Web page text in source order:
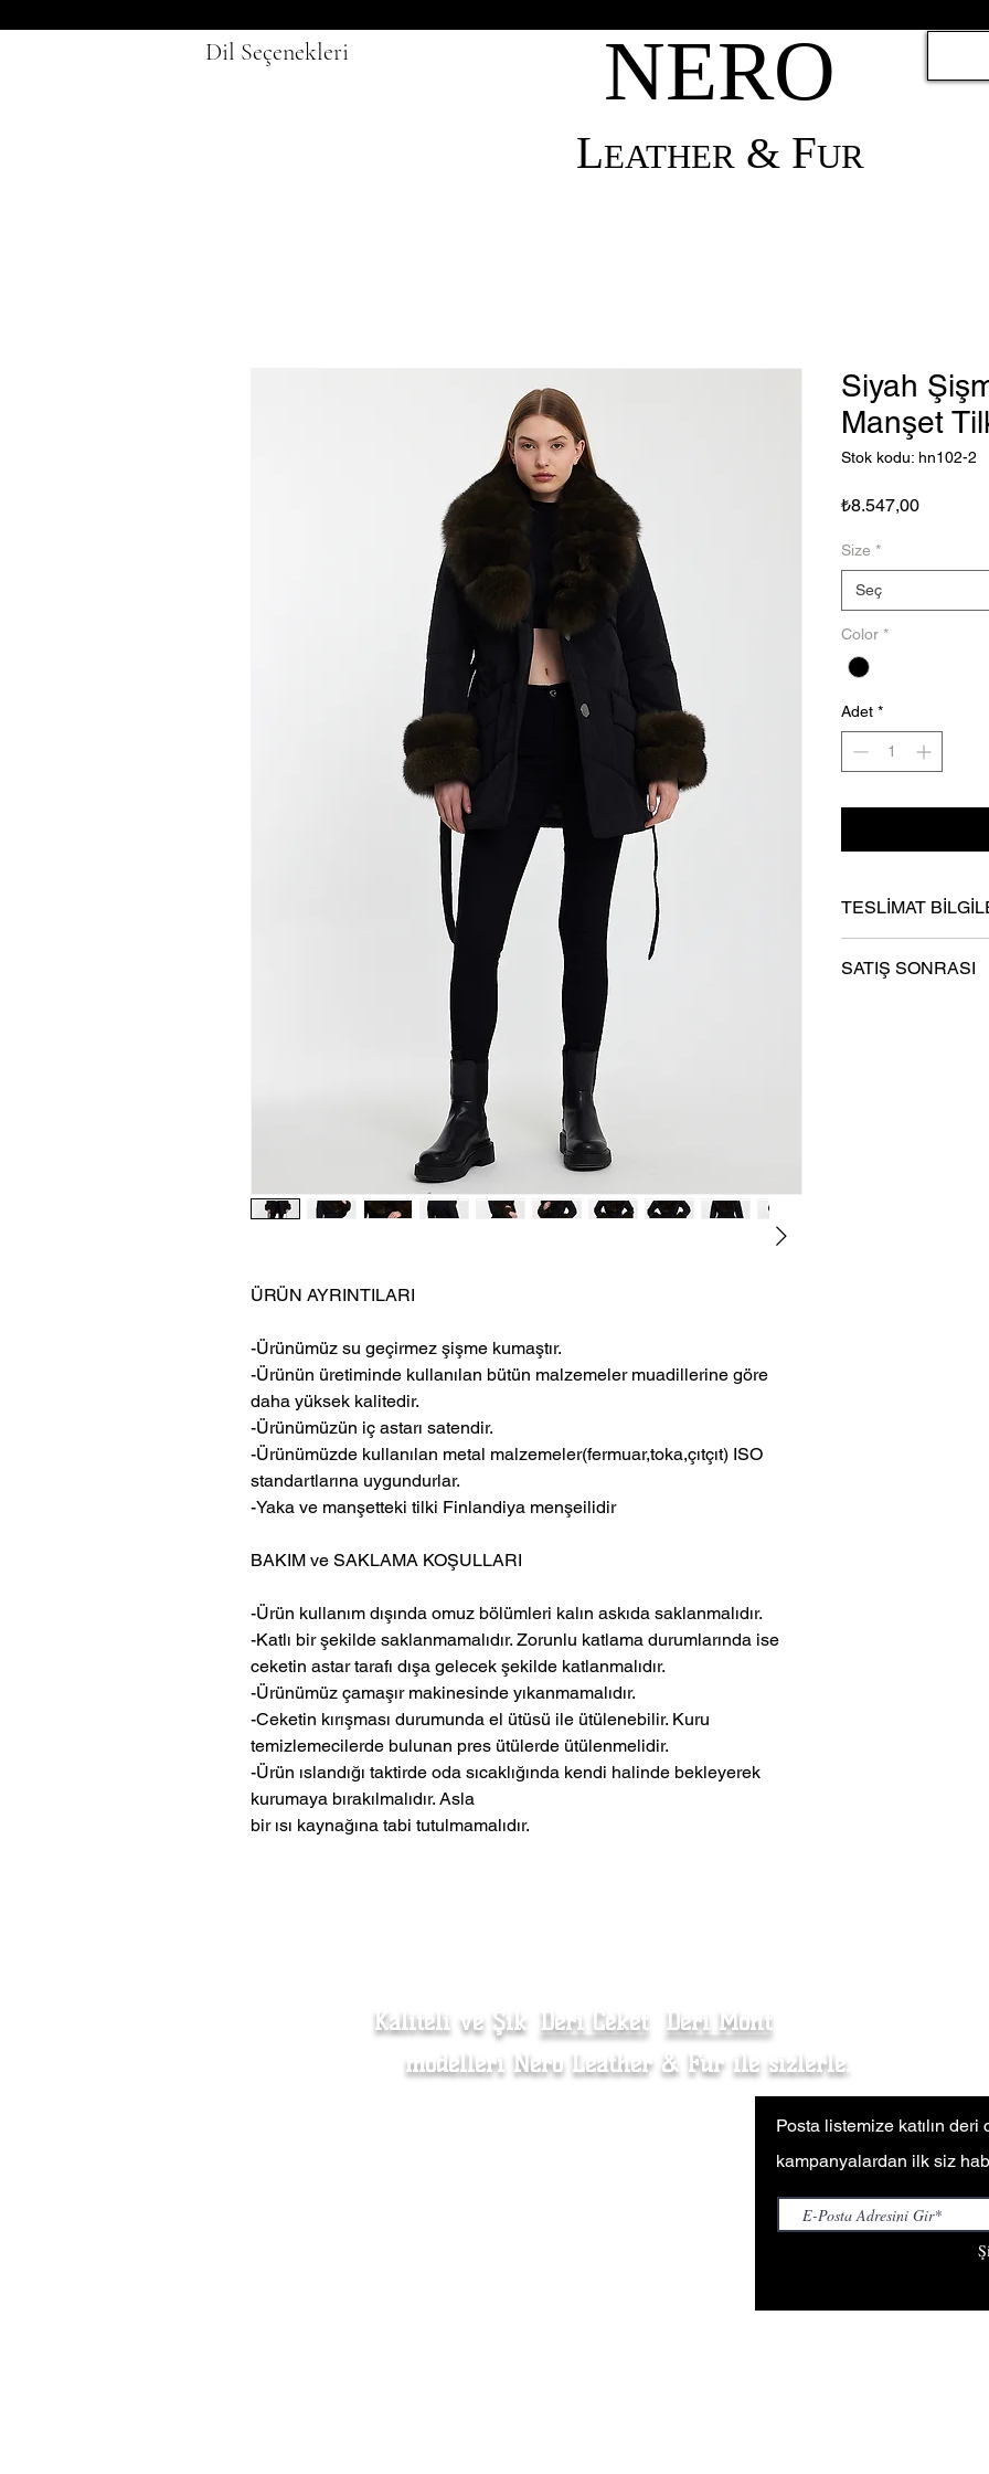
Dil Seçenekleri NERO
LEATHER& FUR
ÜRÜN AYRINTILARI
-Ürünümüz su geçirmez şişme kumaştır.
-Ürünün üretiminde kullanılan bütün malzemeler muadillerine göre
daha yüksek kalitedir.
-Ürünümüzün iç astarı satendir.
-Ürünümüzde kullanılan metal malzemeler(fermuar,toka,çıtçıt) ISO
standartlarına uygundurlar.
-Yaka ve manşetteki tilki Finlandiya menşeilidir
BAKIM ve SAKLAMA KOŞULLARI
-Ürün kullanım dışında omuz bölümleri kalın askıda saklanmalıdır.
-Katlı bir şekilde saklanmamalıdır. Zorunlu katlama durumlarında ise
ceketin astar tarafı dışa gelecek şekilde katlanmalıdır.
-Ürünümüz çamaşır makinesinde yıkanmamalıdır.
-Ceketin kırışması durumunda el ütüsü ile ütülenebilir. Kuru
temizlemecilerde bulunan pres ütülerde ütülenmelidir.
-Ürün ıslandığı taktirde oda sıcaklığında kendi halinde bekleyerek
kurumaya bırakılmalıdır. Asla
bir ısı kaynağına tabi tutulmamalıdır.
Siyah
Manşet
Stok kodu: hn102-2
₺8.547,00Fiyat
Size *
Seç
Color *
Adet *
TESLİMAT
SATIŞ SONRASI
Kaliteli ve Şık Deri Ceket Deri Mont
modelleri Nero Leather & Fur ile sizlerle.
Posta listemize katılın
kampanyalardan ilk siz